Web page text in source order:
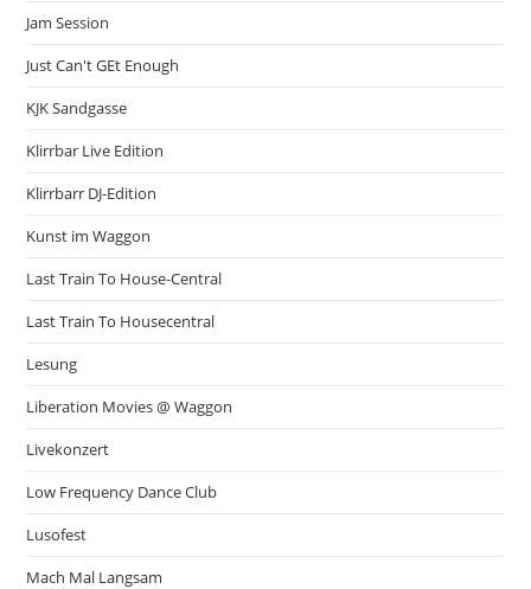
Jam Session
Just Can't GEt Enough
KJK Sandgasse
Klirrbar Live Edition
Klirrbarr DJ-Edition
Kunst im Waggon
Last Train To House-Central
Last Train To Housecentral
Lesung
Liberation Movies @ Waggon
Livekonzert
Low Frequency Dance Club
Lusofest
Mach Mal Langsam